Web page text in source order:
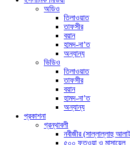
অডিও
তিলাওয়াত
তাফসীর
বয়ান
হামদ-না’ত
অন্যান্য
ভিডিও
তিলাওয়াত
তাফসীর
বয়ান
হামদ-না’ত
অন্যান্য
প্রকাশনা
গ্রন্থাবলী
নবীজীর (সাল্লাল্লাহু
৫০০ ফতওয়া ও মাসায়েল